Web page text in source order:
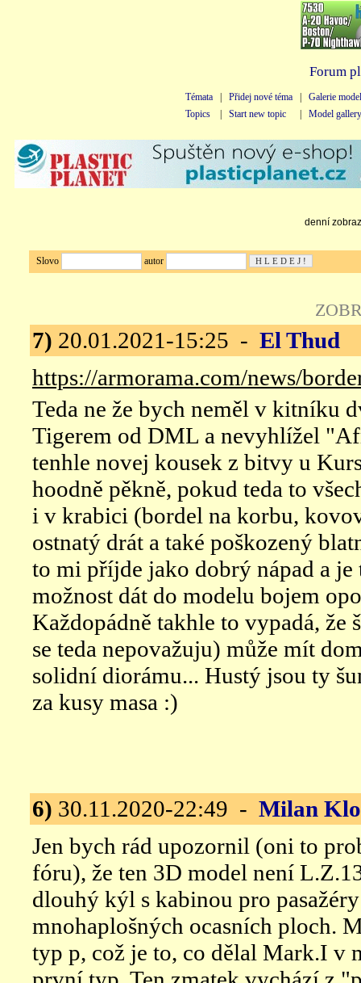
Forum
Témata Přidej nové téma
Galerie
Topics
Start new topic Model gallery
denní
Slovo autor
7) 20.01.2021-15:25 - El Thud
https://armorama.com/news/
Teda ne že bych neměl v kitníku
Tigerem od DML a nevyhlížel
tenhle novej kousek z bitvy u
hoodně pěkně, pokud teda to
i v krabici (bordel na korbu,
ostnatý drát a také poškozený
to mi příjde jako dobrý nápad a
možnost dát do modelu bojem
Každopádně takhle to vypadá, že
se teda nepovažuju) může mít
solidní diorámu... Hustý jsou ty
za kusy masa :)
6) 30.11.2020-22:49 - Milan
Jen bych rád upozornil (oni to
fóru), že ten 3D model není
dlouhý kýl s kabinou pro
mnohaplošných ocasních ploch.
typ p, což je to, co dělal Mark.I v